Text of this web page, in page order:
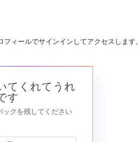
ィールでサインインしてアクセスします。
てくれてうれ
す
クを残してください